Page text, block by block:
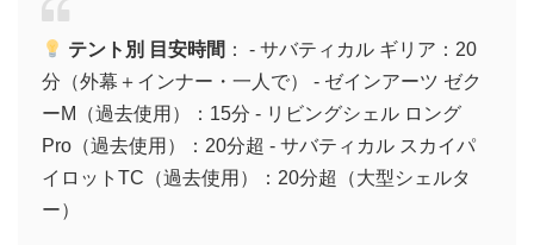
テント別 目安時間 ： - サバティカル ギリア：20
分（外幕＋インナー・一人で） - ゼインアーツ ゼク
ーM（過去使用）：15分 - リビングシェル ロング
Pro（過去使用）：20分超 - サバティカル スカイパ
イロットTC（過去使用）：20分超（大型シェルタ
ー）